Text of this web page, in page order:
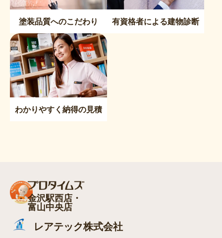
塗装品質へのこだわり 有資格者による建物診断
わかりやすく納得の見積
金沢駅西店・
富山中央店
レアテック株式会社